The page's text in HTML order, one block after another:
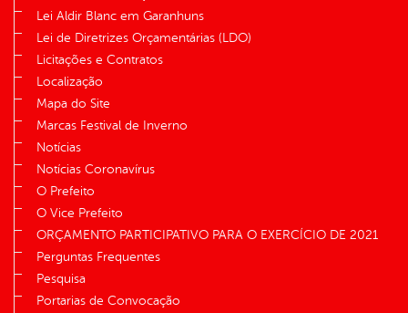
Lei Aldir Blanc em Garanhuns
Lei de Diretrizes Orçamentárias (LDO)
Licitações e Contratos
Localização
Mapa do Site
Marcas Festival de Inverno
Notícias
Notícias Coronavírus
O Prefeito
O Vice Prefeito
ORÇAMENTO PARTICIPATIVO PARA O EXERCÍCIO DE 2021
Perguntas Frequentes
Pesquisa
Portarias de Convocação